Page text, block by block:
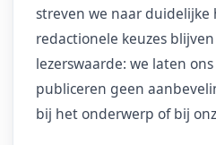
streven we naar duidelijke
redactionele keuzes
lezerswaarde: we laten
publiceren geen
bij het onderwerp of bij